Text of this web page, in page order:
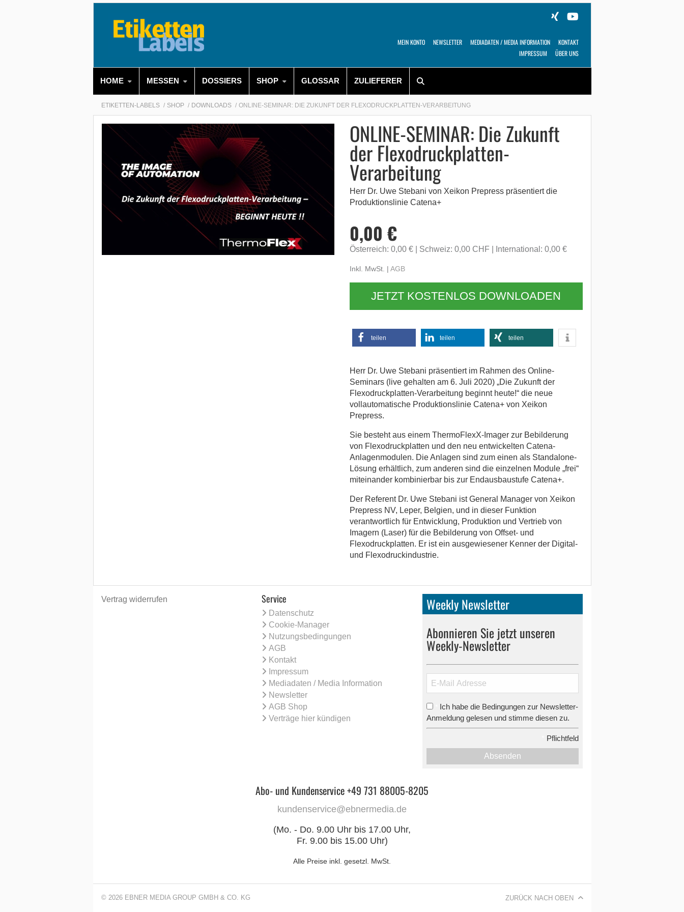
MEIN KONTO NEWSLETTER MEDIADATEN / MEDIA INFORMATION
KONTAKT
IMPRESSUM
ÜBER UNS
HOME MESSEN DOSSIERS SHOP GLOSSAR ZULIEFERER
ETIKETTEN-LABELS SHOP DOWNLOADS ONLINE-SEMINAR: DIE ZUKUNFT DER FLEXODRUCKPLATTEN-VERARBEITUNG
ONLINE-SEMINAR: Die Zukunft
der Flexodruckplatten-
Verarbeitung
Herr Dr. Uwe Stebani von Xeikon Prepress präsentiert die
Produktionslinie Catena+
0,00 €
Österreich: 0,00 € Schweiz: 0,00 CHF International: 0,00 €
Inkl. MwSt. | AGB
JETZT KOSTENLOS DOWNLOADEN
teilen teilen teilen
Herr Dr. Uwe Stebani präsentiert im Rahmen des Online-
Seminars (live gehalten am 6. Juli 2020) „Die Zukunft der
Flexodruckplatten-Verarbeitung beginnt heute!“ die neue
vollautomatische Produktionslinie Catena+ von Xeikon
Prepress.
Sie besteht aus einem ThermoFlexX-Imager zur Bebilderung
von Flexodruckplatten und den neu entwickelten Catena-
Anlagenmodulen. Die Anlagen sind zum einen als Standalone-
Lösung erhältlich, zum anderen sind die einzelnen Module „frei“
miteinander kombinierbar bis zur Endausbaustufe Catena+.
Der Referent Dr. Uwe Stebani ist General Manager von Xeikon
Prepress NV, Leper, Belgien, und in dieser Funktion
verantwortlich für Entwicklung, Produktion und Vertrieb von
Imagern (Laser) für die Bebilderung von Offset- und
Flexodruckplatten. Er ist ein ausgewiesener Kenner der Digital-
und Flexodruckindustrie.
Vertrag widerrufen Service
Datenschutz
Cookie-Manager
Nutzungsbedingungen
AGB
Kontakt
Impressum
Mediadaten / Media Information
Newsletter
AGB Shop
Verträge hier kündigen
Weekly Newsletter
Abonnieren Sie jetzt unseren
Weekly-Newsletter
Ich habe die Bedingungen zur Newsletter-
Anmeldung gelesen und stimme diesen zu.
Pflichtfeld
Absenden
Abo- und Kundenservice +49 731 88005-8205
kundenservice@ebnermedia.de
(Mo. - Do. 9.00 Uhr bis 17.00 Uhr,
Fr. 9.00 bis 15.00 Uhr)
Alle Preise inkl. gesetzl. MwSt.
© 2026 EBNER MEDIA GROUP GMBH & CO. KG ZURÜCK NACH OBEN